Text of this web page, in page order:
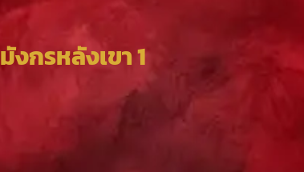
กรหลังเขา 1